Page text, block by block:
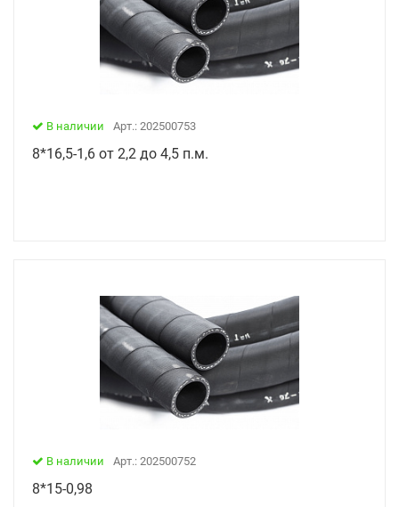
В наличии Арт.: 202500753
8*16,5-1,6 от 2,2 до 4,5 п.м.
В наличии Арт.: 202500752
8*15-0,98